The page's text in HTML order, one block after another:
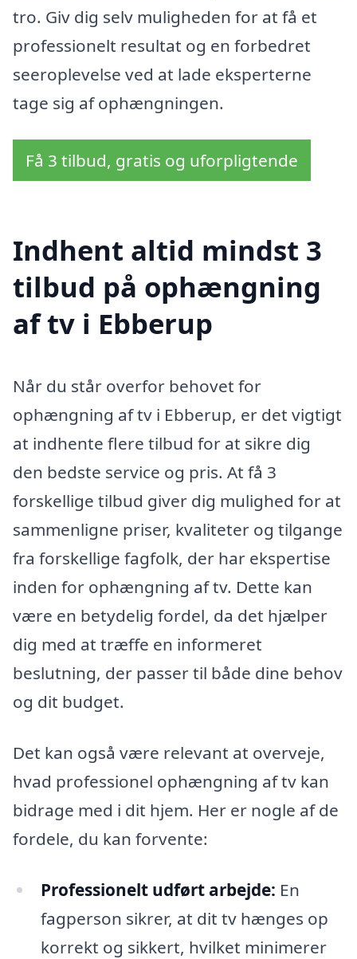
tro. Giv dig selv muligheden for at få et
professionelt resultat og en forbedret
seeroplevelse ved at lade eksperterne
tage sig af ophængningen.
Få 3 tilbud, gratis og uforpligtende
Indhent altid mindst 3
tilbud på ophængning
af tv i Ebberup
Når du står overfor behovet for
ophængning af tv i Ebberup, er det vigtigt
at indhente flere tilbud for at sikre dig
den bedste service og pris. At få 3
forskellige tilbud giver dig mulighed for at
sammenligne priser, kvaliteter og tilgange
fra forskellige fagfolk, der har ekspertise
inden for ophængning af tv. Dette kan
være en betydelig fordel, da det hjælper
dig med at træffe en informeret
beslutning, der passer til både dine behov
og dit budget.
Det kan også være relevant at overveje,
hvad professionel ophængning af tv kan
bidrage med i dit hjem. Her er nogle af de
fordele, du kan forvente:
Professionelt udført arbejde: En
fagperson sikrer, at dit tv hænges op
korrekt og sikkert, hvilket minimerer